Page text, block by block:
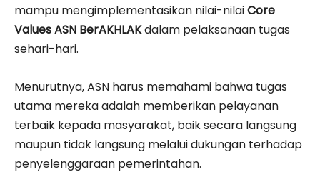
mampu mengimplementasikan nilai-nilaiCore
Values ASN BerAKHLAKdalam pelaksanaan tugas
sehari-hari.
Menurutnya, ASN harus memahami bahwa tugas
utama mereka adalah memberikan pelayanan
terbaik kepada masyarakat, baik secara langsung
maupun tidak langsung melalui dukungan terhadap
penyelenggaraan pemerintahan.